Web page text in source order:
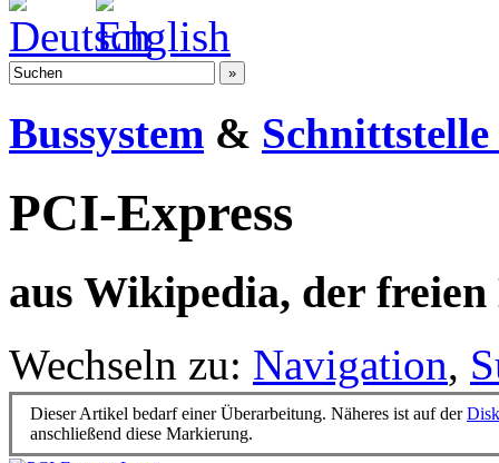
Bussystem &
PCI-Express
aus Wikipedia, der
Wechseln zu: Navigation,
Dieser Artikel bedarf einer Überarbeitung. Näheres ist auf der
anschließend diese Markierung.